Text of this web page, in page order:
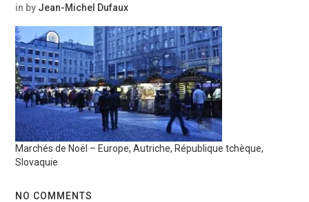
in by Jean-Michel Dufaux
Marchés de Noël – Europe, Autriche, République tchèque,
Slovaquie
NO COMMENTS